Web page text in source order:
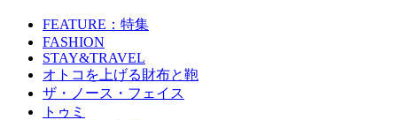
FEATURE：特集
FASHION
STAY&TRAVEL
オトコを上げる財布と鞄
ザ・ノース・フェイス
トゥミ